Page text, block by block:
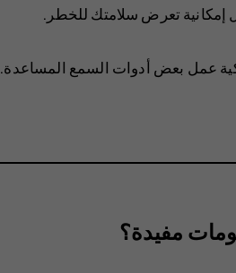
تعرض سلامتك للخطر.
عمل بعض أدوات السمع المساعدة.
مفيدة؟